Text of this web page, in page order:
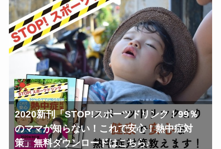
2020新刊「STOP!スポーツドリンク！99％
のママが知らない！これで安心！熱中症対
策」無料ダウンロードはこちら♪